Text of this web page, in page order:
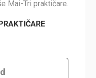
Mai-Tri praktičare.